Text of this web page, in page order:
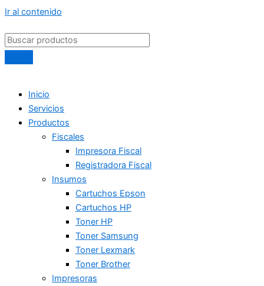
Ir al contenido
Inicio
Servicios
Productos
Fiscales
Impresora Fiscal
Registradora Fiscal
Insumos
Cartuchos Epson
Cartuchos HP
Toner HP
Toner Samsung
Toner Lexmark
Toner Brother
Impresoras